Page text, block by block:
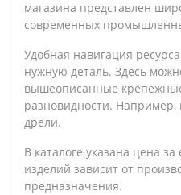
магазина представлен
современных
Удобная навигация
нужную деталь. Здесь
вышеописанные
разновидности.
дрели.
В каталоге указана цена
изделий зависит от
предназначения.